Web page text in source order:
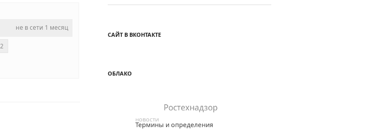
не в сети 1 месяц
САЙТ В ВКОНТАКТЕ
ОБЛАКО